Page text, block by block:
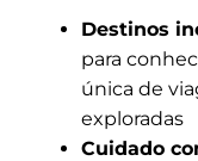
Destinos
para
única de
exploradas
Cuidado